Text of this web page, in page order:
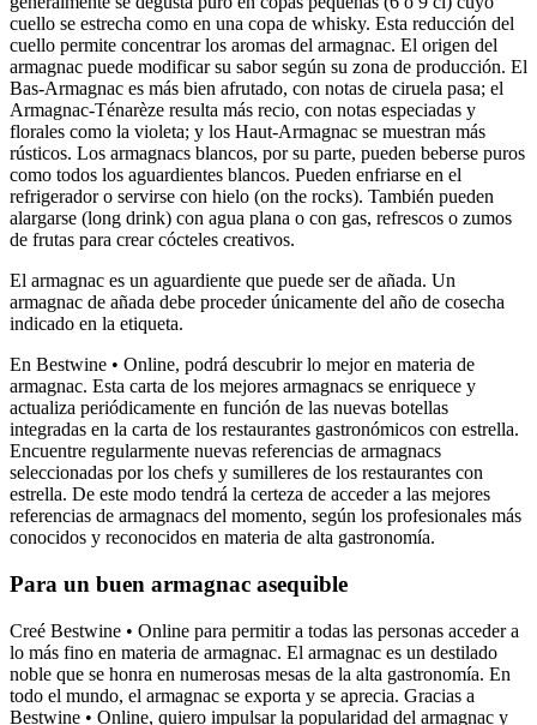
cuello se estrecha como en una copa de whisky. Esta reducción del
cuello permite concentrar los aromas del armagnac. El origen del
armagnac puede modificar su sabor según su zona de producción. El
Bas-Armagnac es más bien afrutado, con notas de ciruela pasa; el
Armagnac-Ténarèze resulta más recio, con notas especiadas y
florales como la violeta; y los Haut-Armagnac se muestran más
rústicos. Los armagnacs blancos, por su parte, pueden beberse puros
como todos los aguardientes blancos. Pueden enfriarse en el
refrigerador o servirse con hielo (on the rocks). También pueden
alargarse (long drink) con agua plana o con gas, refrescos o zumos
de frutas para crear cócteles creativos.
El armagnac es un aguardiente que puede ser de añada. Un
armagnac de añada debe proceder únicamente del año de cosecha
indicado en la etiqueta.
En Bestwine • Online, podrá descubrir lo mejor en materia de
armagnac. Esta carta de los mejores armagnacs se enriquece y
actualiza periódicamente en función de las nuevas botellas
integradas en la carta de los restaurantes gastronómicos con estrella.
Encuentre regularmente nuevas referencias de armagnacs
seleccionadas por los chefs y sumilleres de los restaurantes con
estrella. De este modo tendrá la certeza de acceder a las mejores
referencias de armagnacs del momento, según los profesionales más
conocidos y reconocidos en materia de alta gastronomía.
Para un buen armagnac asequible
Creé Bestwine • Online para permitir a todas las personas acceder a
lo más fino en materia de armagnac. El armagnac es un destilado
noble que se honra en numerosas mesas de la alta gastronomía. En
todo el mundo, el armagnac se exporta y se aprecia. Gracias a
Bestwine • Online, quiero impulsar la popularidad del armagnac y